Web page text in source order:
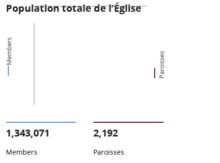
Population totale de l’Église
Members Paroisses
1,343,071
Members
2,192
Paroisses